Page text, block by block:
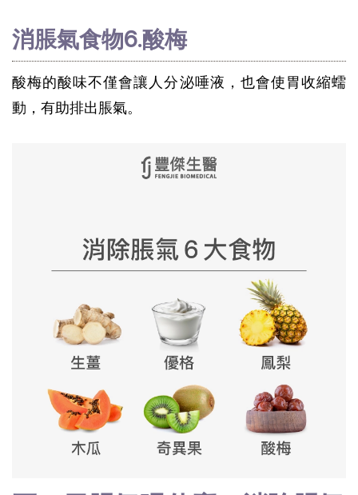
消脹氣食物6.酸梅
酸梅的酸味不僅會讓人分泌唾液，也會使胃收縮蠕
動，有助排出脹氣。